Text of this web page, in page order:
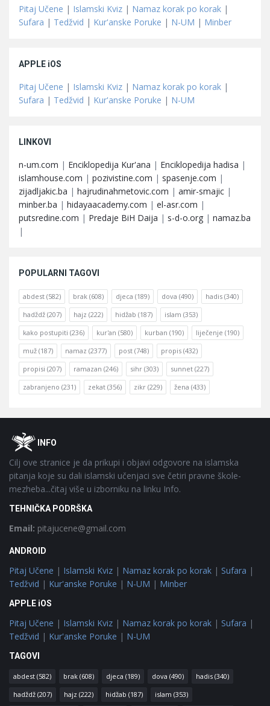
Pitaj Učene | Islamski Kviz | Namaz korak po korak |
Sufara | Tedžvid | Kur'anske Poruke | N-UM | Minber
APPLE iOS
Pitaj Učene | Islamski Kviz | Namaz korak po korak |
Sufara | Tedžvid | Kur'anske Poruke | N-UM
LINKOVI
n-um.com | Enciklopedija Kur'ana | Enciklopedija hadisa |
islamhouse.com | pozivistine.com | spasenje.com |
zijadljakic.ba | hajrudinahmetovic.com | amir-smajic |
minber.ba | hidayaacademy.com | el-asr.com |
putsredine.com | Predaje BiH Daija | s-d-o.org | namaz.ba
|
POPULARNI TAGOVI
abdest (582) brak (608) djeca (189) dova (490) hadis (340)
hadždž (207) hajz (222) hidžab (187) islam (353)
kako postupiti (236) kur'an (580) kurban (190) liječenje (190)
muž (187) namaz (2377) post (748) propis (432)
propisi (207) ramazan (246) sihr (303) sunnet (227)
zabranjeno (231) zekat (356) zikr (229) žena (433)
FooterOINFO
Cilj ove stranice je da prikupi i objavi odgovore na islamska
pitanja koje su dali islamski učenjaci sve četiri pravne škole-
mezheba...čitaj više u izborniku na linku Info.
TEHNIČKA PODRŠKA
Email: pitajucene@gmail.com
ANDROID
Pitaj Učene | Islamski Kviz | Namaz korak po korak | Sufara |
Tedžvid | Kur'anske Poruke | N-UM | Minber
APPLE iOS
Pitaj Učene | Islamski Kviz | Namaz korak po korak | Sufara |
Tedžvid | Kur'anske Poruke | N-UM
TAGOVI
abdest (582) brak (608) djeca (189) dova (490) hadis (340)
hadždž (207) hajz (222) hidžab (187) islam (353)